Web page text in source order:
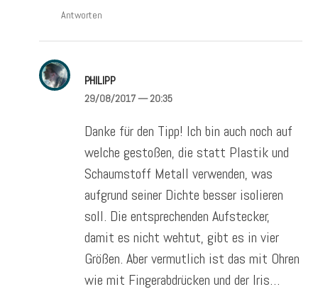
Antworten
PHILIPP
29/08/2017— 20:35
Danke für den Tipp! Ich bin auch noch auf
welche gestoßen, die statt Plastik und
Schaumstoff Metall verwenden, was
aufgrund seiner Dichte besser isolieren
soll. Die entsprechenden Aufstecker,
damit es nicht wehtut, gibt es in vier
Größen. Aber vermutlich ist das mit Ohren
wie mit Fingerabdrücken und der Iris…